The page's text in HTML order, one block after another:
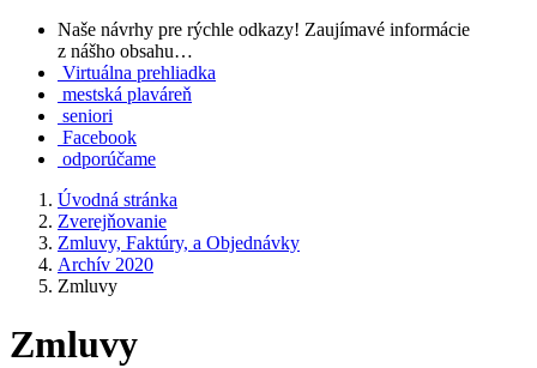
Naše návrhy pre rýchle odkazy! Zaujímavé informácie
z nášho obsahu…
Virtuálna prehliadka
mestská plaváreň
seniori
Facebook
odporúčame
Úvodná stránka
Zverejňovanie
Zmluvy, Faktúry, a Objednávky
Archív 2020
Zmluvy
Zmluvy